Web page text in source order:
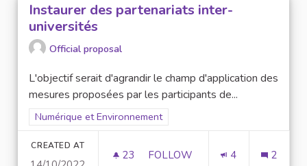
Instaurer des partenariats inter-
universités
Official proposal
L'objectif serait d'agrandir le champ d'application des
mesures proposées par les participants de...
Filter results for scope: Numérique et Environnement
Numérique et Environnement
CREATED AT
23 23 FOLLOWERS
FOLLOW 4 2